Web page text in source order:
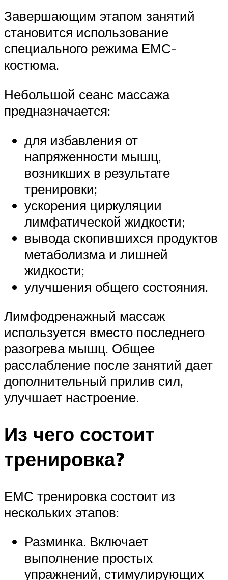
Завершающим этапом занятий
становится использование
специального режима ЕМС-
костюма.
Небольшой сеанс массажа
предназначается:
для избавления от
напряженности мышц,
возникших в результате
тренировки;
ускорения циркуляции
лимфатической жидкости;
вывода скопившихся продуктов
метаболизма и лишней
жидкости;
улучшения общего состояния.
Лимфодренажный массаж
используется вместо последнего
разогрева мышц. Общее
расслабление после занятий дает
дополнительный прилив сил,
улучшает настроение.
Из чего состоит
тренировка?
ЕМС тренировка состоит из
нескольких этапов:
Разминка. Включает
выполнение простых
упражнений, стимулирующих